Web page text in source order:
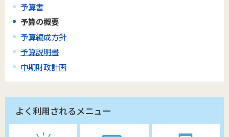
予算書
予算の概要
予算編成方針
予算説明書
中期財政計画
よく利用されるメニュー